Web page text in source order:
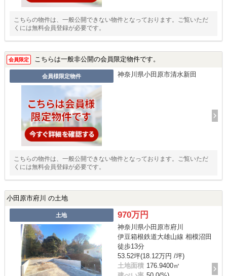
こちらの物件は、一般公開できない物件となっております。ご覧いただ
くには無料会員登録が必要です。
会員限定 こちらは一般非公開の会員限定物件です。
会員様限定物件 神奈川県小田原市清水新田
こちらの物件は、一般公開できない物件となっております。ご覧いただ
くには無料会員登録が必要です。
小田原市府川 の土地
土地 970万円
神奈川県小田原市府川
伊豆箱根鉄道大雄山線 相模沼田
徒歩13分
53.52坪(18.12万円 /坪)
土地面積 176.9400㎡